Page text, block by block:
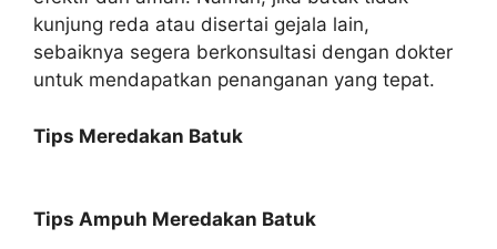
kunjung reda atau disertai gejala lain,
sebaiknya segera berkonsultasi dengan dokter
untuk mendapatkan penanganan yang tepat.
Tips Meredakan Batuk
Tips Ampuh Meredakan Batuk